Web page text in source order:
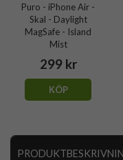
Puro - iPhone Air -
Skal - Daylight
MagSafe - Island
Mist
299 kr
KÖP